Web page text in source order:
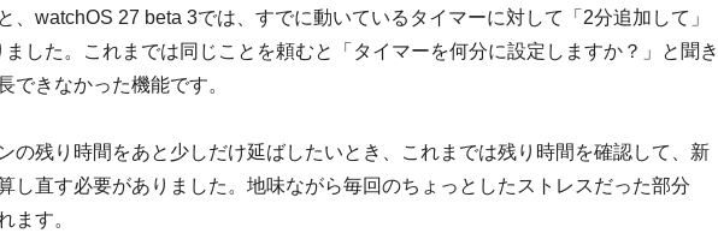
、watchOS 27 beta 3では、すでに動いているタイマーに対して「2分追加して」
した。これまでは同じことを頼むと「タイマーを何分に設定しますか？」と聞き
できなかった機能です。
の残り時間をあと少しだけ延ばしたいとき、これまでは残り時間を確認して、新
し直す必要がありました。地味ながら毎回のちょっとしたストレスだった部分
ます。